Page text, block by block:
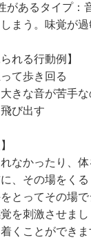
があるタイプ：
まう。味覚が
れる行動例】
て歩き回る
大きな音が苦手
び出す
なかったり、体
、その場をくる
とってその場
を刺激させま
くことができ